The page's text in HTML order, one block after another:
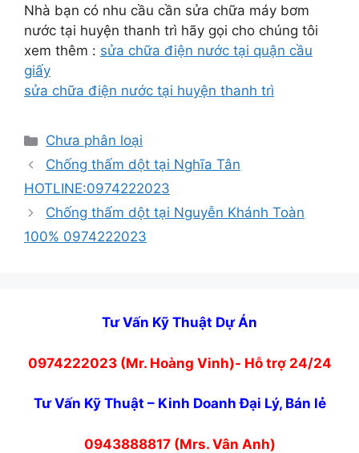
Nhà bạn có nhu cầu cần sửa chữa máy bơm
nước tại huyện thanh trì hãy gọi cho chúng tôi
xem thêm : sửa chữa điện nước tại quận cầu
giấy
sửa chữa điện nước tại huyện thanh trì
Danh
mục
Chưa phân loại
Chống thấm dột tại Nghĩa Tân
HOTLINE:0974222023
Chống thấm dột tại Nguyễn Khánh Toàn
100% 0974222023
Tư Vấn Kỹ Thuật Dự Án
0974222023 (Mr. Hoàng Vinh)- Hỗ trợ 24/24
Tư Vấn Kỹ Thuật – Kinh Doanh Đại Lý, Bán lẻ
0943888817 (Mrs. Vân Anh)